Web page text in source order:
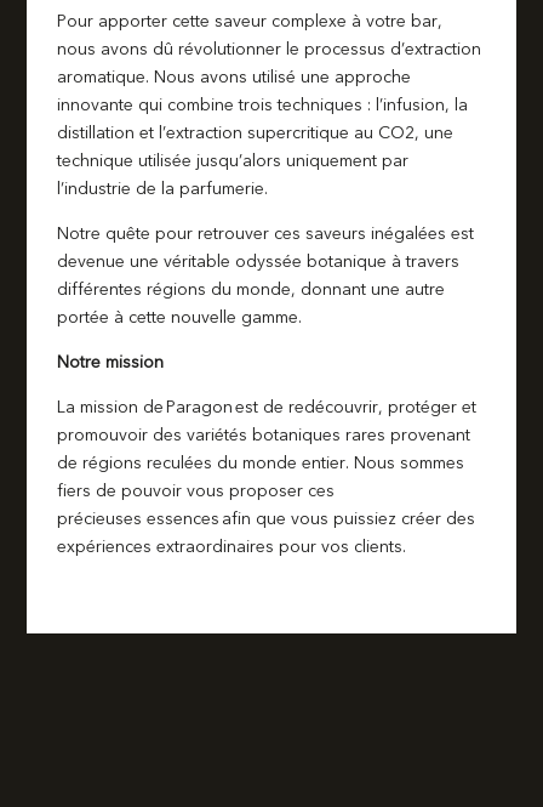
Pour apporter cette saveur complexe à votre bar,
nous avons dû révolutionner le processus d’extraction
aromatique. Nous avons utilisé une approche
innovante qui combine trois techniques : l’infusion, la
distillation et l’extraction supercritique au CO2, une
technique utilisée jusqu’alors uniquement par
l’industrie de la parfumerie.
Notre quête pour retrouver ces saveurs inégalées est
devenue une véritable odyssée botanique à travers
différentes régions du monde, donnant une autre
portée à cette nouvelle gamme.
Notre mission
La mission de Paragon est de redécouvrir, protéger et
promouvoir des variétés botaniques rares provenant
de régions reculées du monde entier. Nous sommes
fiers de pouvoir vous proposer ces
précieuses essences afin que vous puissiez créer des
expériences extraordinaires pour vos clients.